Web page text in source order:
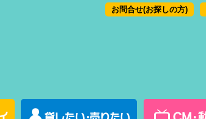
お問合せ(お探しの方)